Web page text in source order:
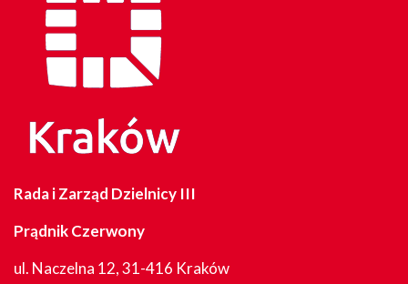
Rada i Zarząd Dzielnicy III
Prądnik Czerwony
ul. Naczelna 12, 31-416 Kraków